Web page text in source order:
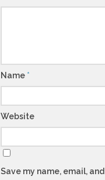
Name *
Website
Save my name, email,